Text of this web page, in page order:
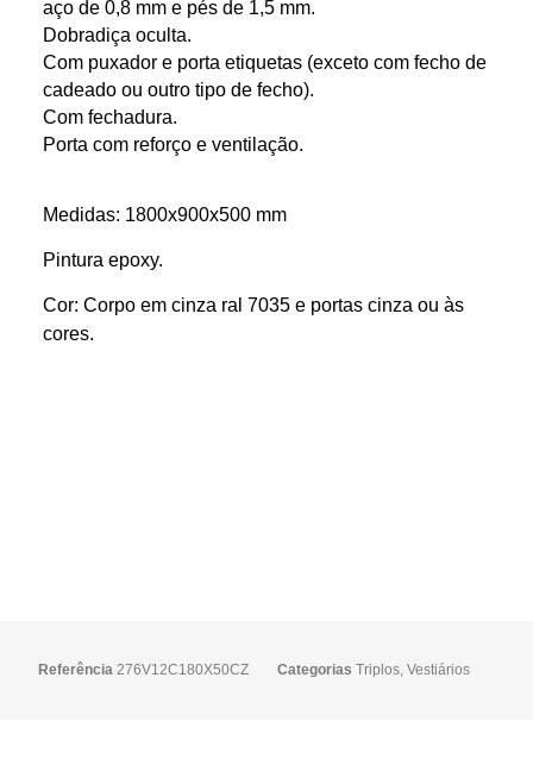
aço de 0,8 mm e pés de 1,5 mm.
Dobradiça oculta.
Com puxador e porta etiquetas (exceto com fecho de
cadeado ou outro tipo de fecho).
Com fechadura.
Porta com reforço e ventilação.
Medidas: 1800x900x500 mm
Pintura epoxy.
Cor: Corpo em cinza ral 7035 e portas cinza ou às
cores.
Referência276V12C180X50CZ Categorias Triplos,Vestiários